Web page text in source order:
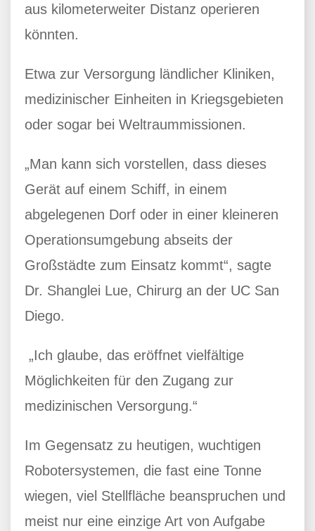
aus kilometerweiter Distanz operieren
könnten.
Etwa zur Versorgung ländlicher Kliniken,
medizinischer Einheiten in Kriegsgebieten
oder sogar bei Weltraummissionen.
„Man kann sich vorstellen, dass dieses
Gerät auf einem Schiff, in einem
abgelegenen Dorf oder in einer kleineren
Operationsumgebung abseits der
Großstädte zum Einsatz kommt“, sagte
Dr. Shanglei Lue, Chirurg an der UC San
Diego.
„Ich glaube, das eröffnet vielfältige
Möglichkeiten für den Zugang zur
medizinischen Versorgung.“
Im Gegensatz zu heutigen, wuchtigen
Robotersystemen, die fast eine Tonne
wiegen, viel Stellfläche beanspruchen und
meist nur eine einzige Art von Aufgabe